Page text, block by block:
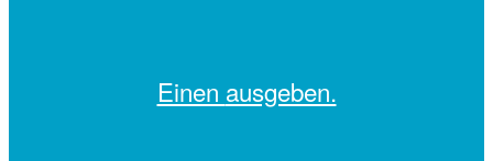
Einen ausgeben.